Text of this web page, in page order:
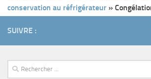
conservation au réfrigérateur »
SUIVRE :